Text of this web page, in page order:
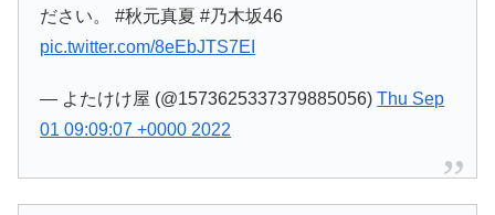
ださい。 #秋元真夏 #乃木坂46
pic.twitter.com/8eEbJTS7EI
— よたけけ屋 (@1573625337379885056)Thu Sep
01 09:09:07 +0000 2022